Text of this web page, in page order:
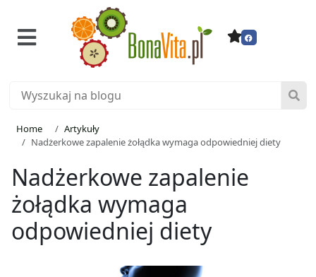
Home
Artykuły
Nadżerkowe zapalenie żołądka wymaga odpowiedniej diety
Nadżerkowe zapalenie
żołądka wymaga
odpowiedniej diety